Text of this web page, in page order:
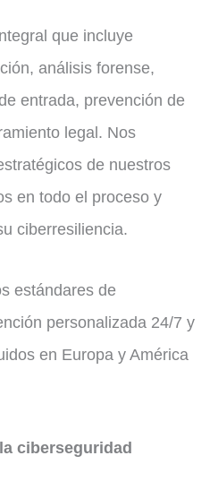
que incluye
análisis forense,
entrada, prevención de
legal. Nos
de nuestros
en todo el proceso y
ciberresiliencia.
estándares de
personalizada 24/7 y
en Europa y América
ciberseguridad